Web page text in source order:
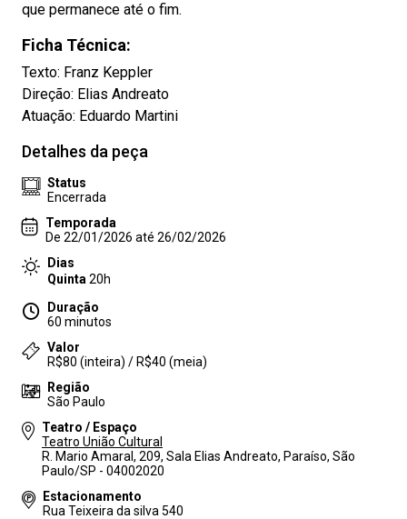
que permanece até o fim.
Ficha Técnica:
Texto: Franz Keppler
Direção: Elias Andreato
Atuação: Eduardo Martini
Detalhes da peça
Status
Encerrada
Temporada
De 22/01/2026 até 26/02/2026
Dias
Quinta 20h
Duração
60 minutos
Valor
R$80 (inteira) / R$40 (meia)
Região
São Paulo
Teatro / Espaço
Teatro União Cultural
R. Mario Amaral, 209, Sala Elias Andreato, Paraíso, São
Paulo/SP - 04002020
Estacionamento
Rua Teixeira da silva 540